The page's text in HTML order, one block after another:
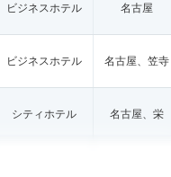
ビジネスホテル 名古屋
ビジネスホテル 名古屋、笠寺
シティホテル 名古屋、栄